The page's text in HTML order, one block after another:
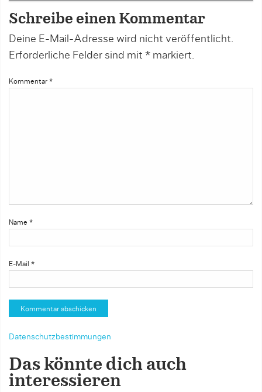
Schreibe einen Kommentar
Deine E-Mail-Adresse wird nicht veröffentlicht.
Erforderliche Felder sind mit * markiert.
Kommentar *
Name *
E-Mail *
Datenschutzbestimmungen
Das könnte dich auch
interessieren